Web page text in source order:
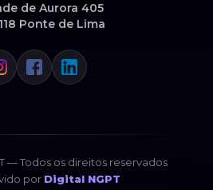
de Aurora 405
Ponte de Lima
— Todos os direitos reservados
por Digital NGPT